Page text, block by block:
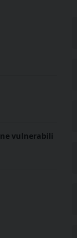
vulnerabili